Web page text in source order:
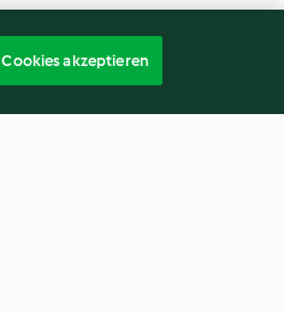
Cookies akzeptieren